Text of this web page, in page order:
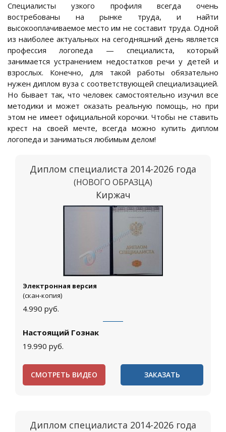
Специалисты узкого профиля всегда очень
востребованы на рынке труда, и найти
высокооплачиваемое место им не составит труда. Одной
из наиболее актуальных на сегодняшний день является
профессия логопеда — специалиста, который
занимается устранением недостатков речи у детей и
взрослых. Конечно, для такой работы обязательно
нужен диплом вуза с соответствующей специализацией.
Но бывает так, что человек самостоятельно изучил все
методики и может оказать реальную помощь, но при
этом не имеет официальной корочки. Чтобы не ставить
крест на своей мечте, всегда можно купить диплом
логопеда и заниматься любимым делом!
Диплом специалиста 2014-2026 года
(НОВОГО ОБРАЗЦА)
Киржач
Электронная версия
(скан-копия)
4.990 руб.
Настоящий Гознак
19.990 руб.
СМОТРЕТЬ ВИДЕО ЗАКАЗАТЬ
Диплом специалиста 2014-2026 года